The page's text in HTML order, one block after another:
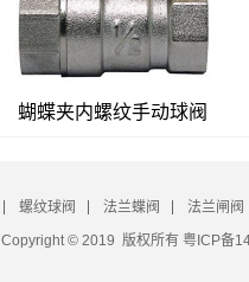
蝴蝶夹内螺纹手动球阀
螺纹球阀 法兰蝶阀 法兰闸阀
Copyright © 2019 版权所有 粤ICP备